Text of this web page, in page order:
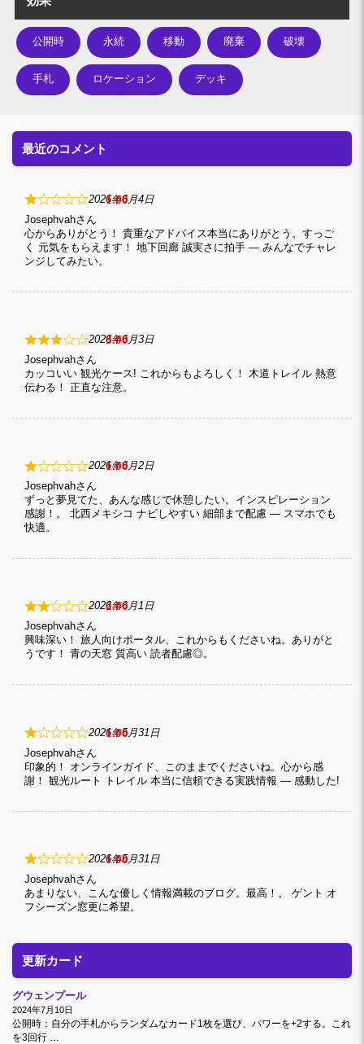
公開時 永続 移動 廃棄 破壊
手札 ロケーション デッキ
最近のコメント
1
2026年6月4日
心からありがとう！ 貴重なアドバイス本当にありがとう。すっご
く 元気をもらえます！ 地下回廊 誠実さに拍手 — みんなでチャレ
ンジしてみたい。
Josephvah
3
2026年6月3日
カッコいい 観光ケース! これからもよろしく！ 木道トレイル 熱意
伝わる！ 正直な注意。
Josephvah
1
2026年6月2日
ずっと夢見てた、あんな感じで休憩したい。インスピレーション
感謝！。 北西メキシコ ナビしやすい 細部まで配慮 — スマホでも
快適。
Josephvah
2
2026年6月1日
興味深い！ 旅人向けポータル、これからもくださいね。ありがと
うです！ 青の天窓 質高い 読者配慮◎。
Josephvah
1
2026年5月31日
印象的！ オンラインガイド、このままでくださいね。心から感
謝！ 観光ルート トレイル 本当に信頼できる実践情報 — 感動した!
Josephvah
1
2026年5月31日
あまりない、こんな優しく情報満載のブログ。最高！。 ゲント オ
フシーズン窓更に希望。
Josephvah
更新カード
グウェンプール
2024年7月10日
公開時：自分の手札からランダムなカード1枚を選び、パワーを+2する。これ
を3回行 …